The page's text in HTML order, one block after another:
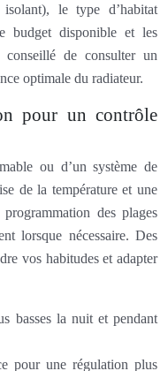
isolant), le type d’habitat
budget disponible et les
de consulter un
optimale du radiateur.
pour un contrôle
ou d’un système de
de la température et une
des plages
lorsque nécessaire. Des
vos habitudes et adapter
basses la nuit et pendant
pour une régulation plus